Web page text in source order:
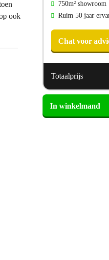
ook
750m² showroom
Ruim 50 jaar
Chat voor
Totaalprijs
Micromodal
kussensloop
aantal
In winkelmand